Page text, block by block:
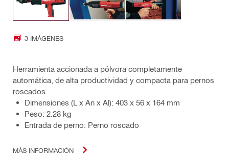
3 IMÁGENES
Herramienta accionada a pólvora completamente
automática, de alta productividad y compacta para pernos
roscados
Dimensiones (L x An x Al): 403 x 56 x 164 mm
Peso: 2.28 kg
Entrada de perno: Perno roscado
MÁS INFORMACIÓN